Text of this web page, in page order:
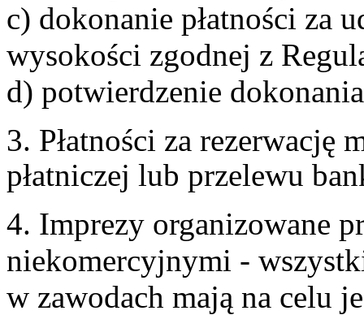
c) dokonanie płatności za
wysokości zgodnej z
d) potwierdzenie
3. Płatności za rezerwację
płatniczej lub przelewu
4. Imprezy organizowane
niekomercyjnymi -
w zawodach mają na celu